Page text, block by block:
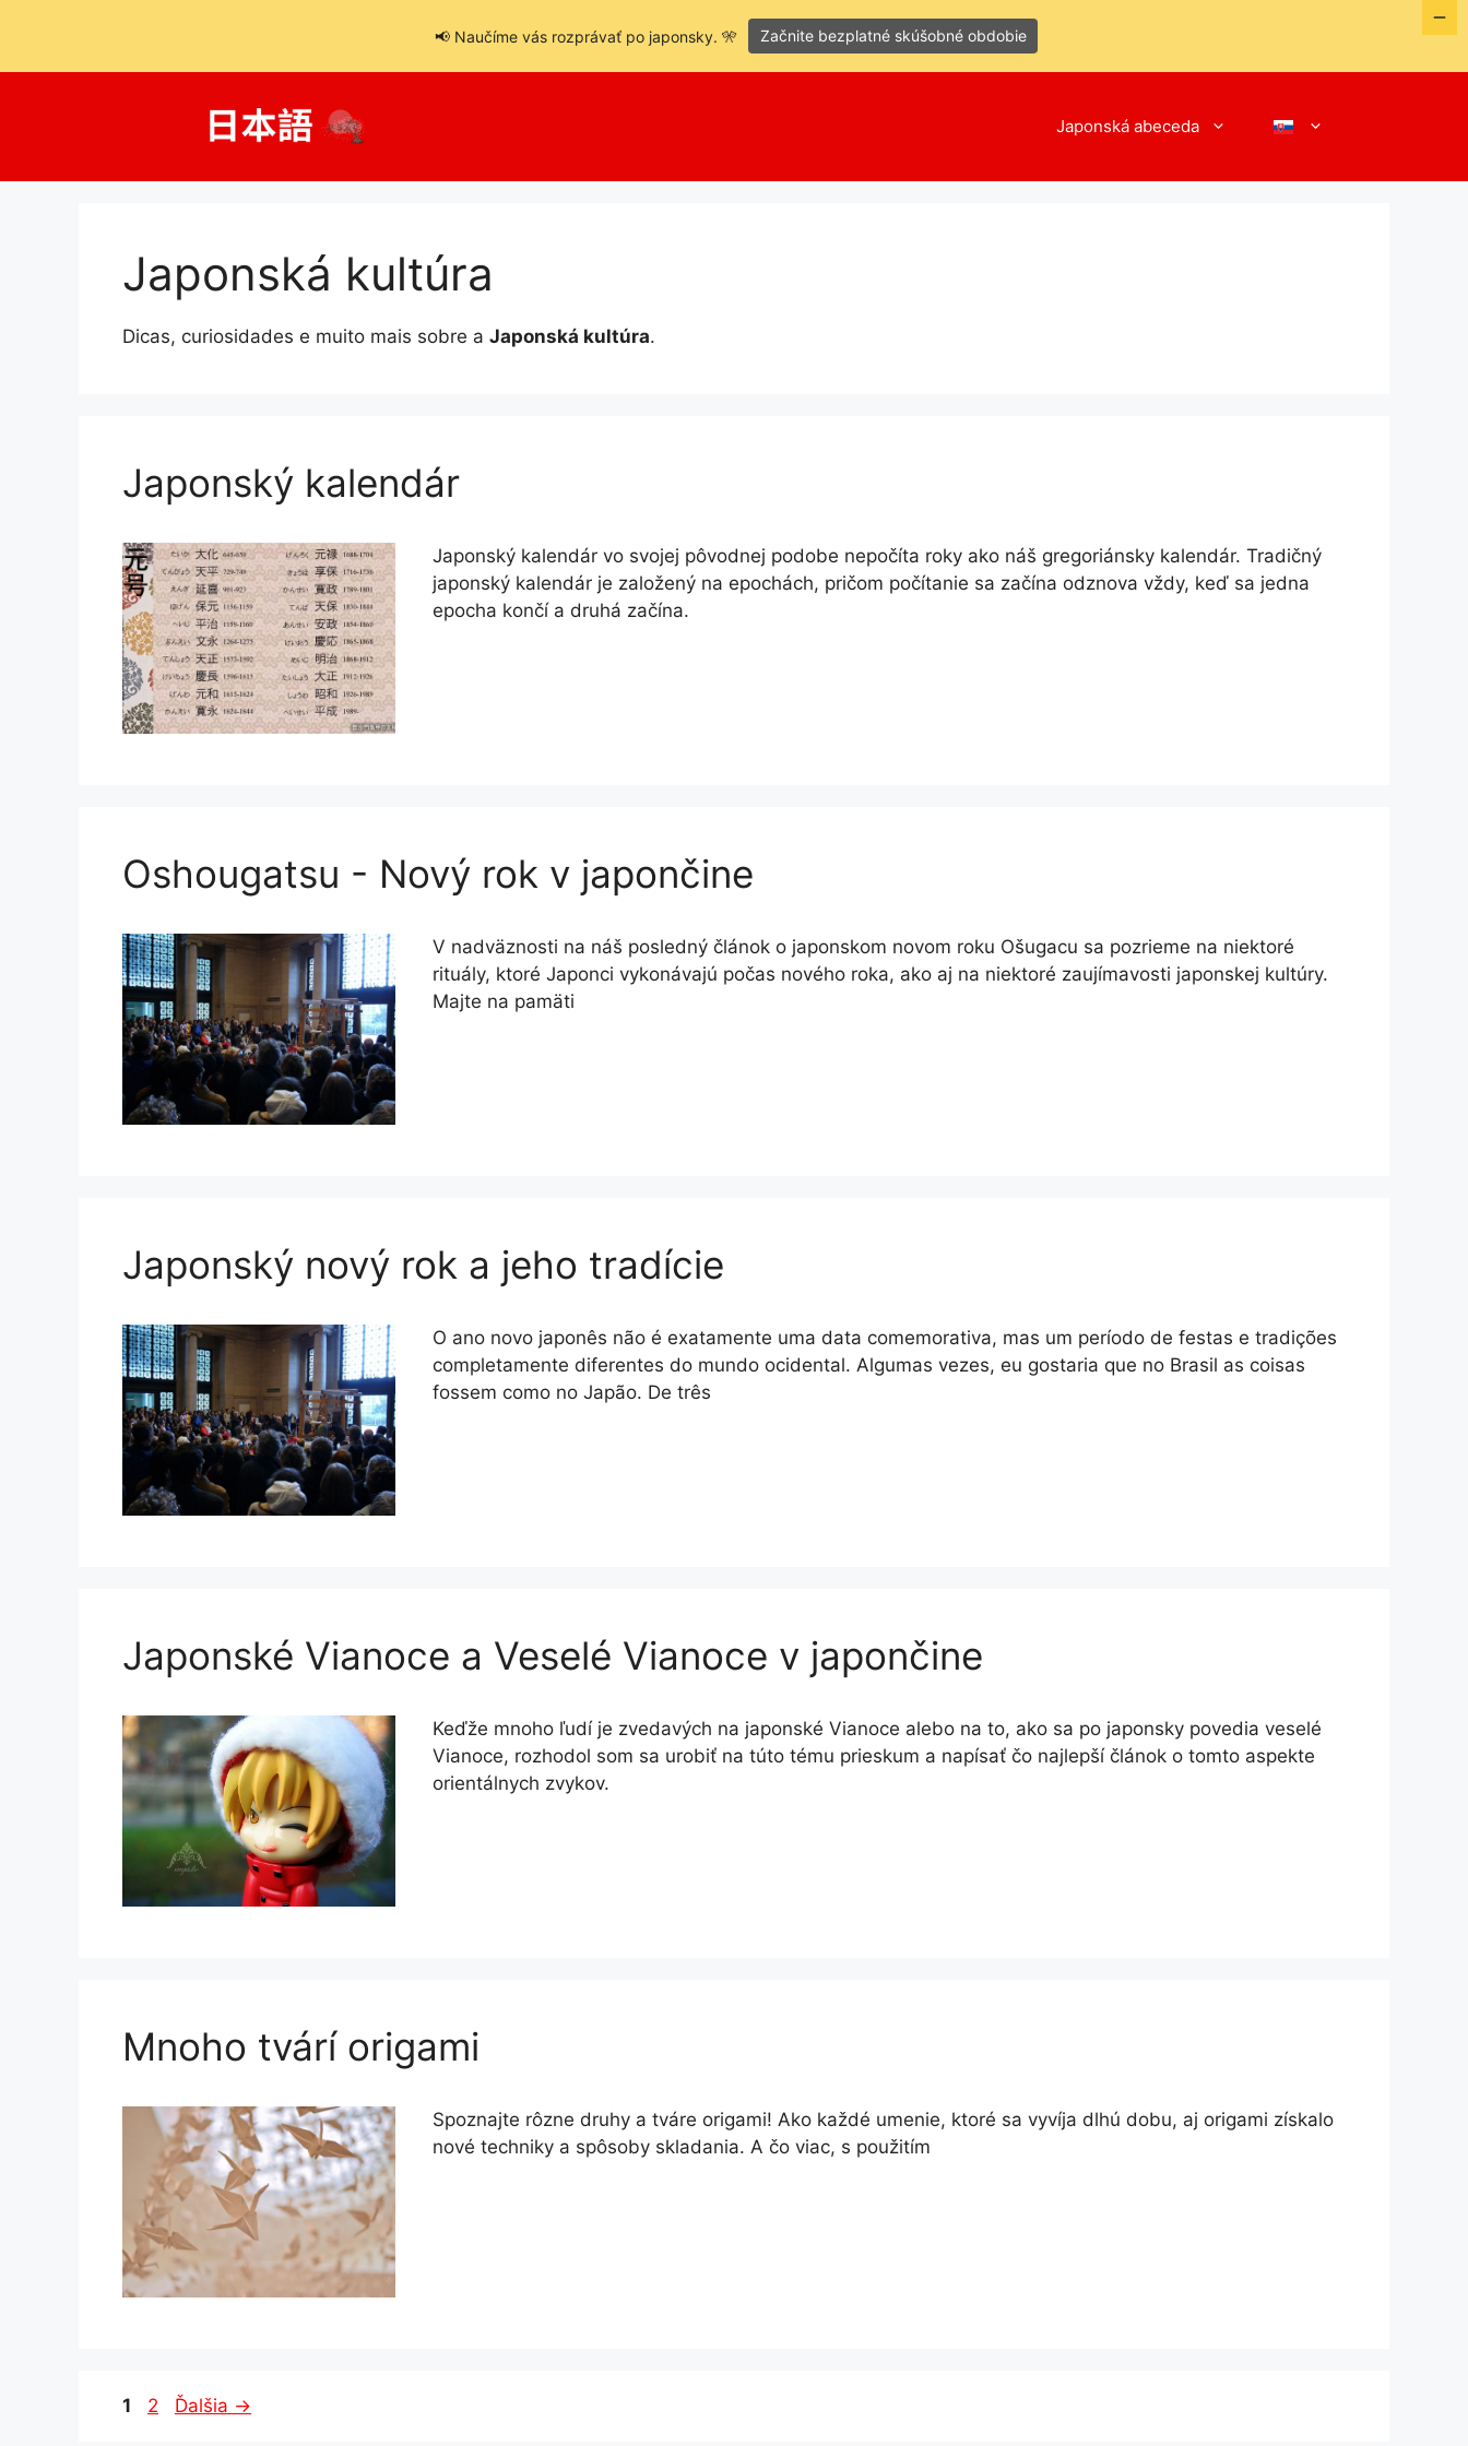
Japonská abeceda
Japonská kultúra
Dicas, curiosidades e muito mais sobre a Japonská kultúra.
Japonský kalendár
Japonský kalendár vo svojej pôvodnej podobe nepočíta roky ako náš gregoriánsky kalendár. Tradičný
japonský kalendár je založený na epochách, pričom počítanie sa začína odznova vždy, keď sa jedna
epocha končí a druhá začína.
Oshougatsu - Nový rok v japončine
V nadväznosti na náš posledný článok o japonskom novom roku Ošugacu sa pozrieme na niektoré
rituály, ktoré Japonci vykonávajú počas nového roka, ako aj na niektoré zaujímavosti japonskej kultúry.
Majte na pamäti
Japonský nový rok a jeho tradície
O ano novo japonês não é exatamente uma data comemorativa, mas um período de festas e tradições
completamente diferentes do mundo ocidental. Algumas vezes, eu gostaria que no Brasil as coisas
fossem como no Japão. De três
Japonské Vianoce a Veselé Vianoce v japončine
Keďže mnoho ľudí je zvedavých na japonské Vianoce alebo na to, ako sa po japonsky povedia veselé
Vianoce, rozhodol som sa urobiť na túto tému prieskum a napísať čo najlepší článok o tomto aspekte
orientálnych zvykov.
Mnoho tvárí origami
Spoznajte rôzne druhy a tváre origami! Ako každé umenie, ktoré sa vyvíja dlhú dobu, aj origami získalo
nové techniky a spôsoby skladania. A čo viac, s použitím
Strana
1 Strana
2 Ďalšia →
📢 Naučíme vás rozprávať po japonsky. 🎌 Začnite bezplatné skúšobné obdobie